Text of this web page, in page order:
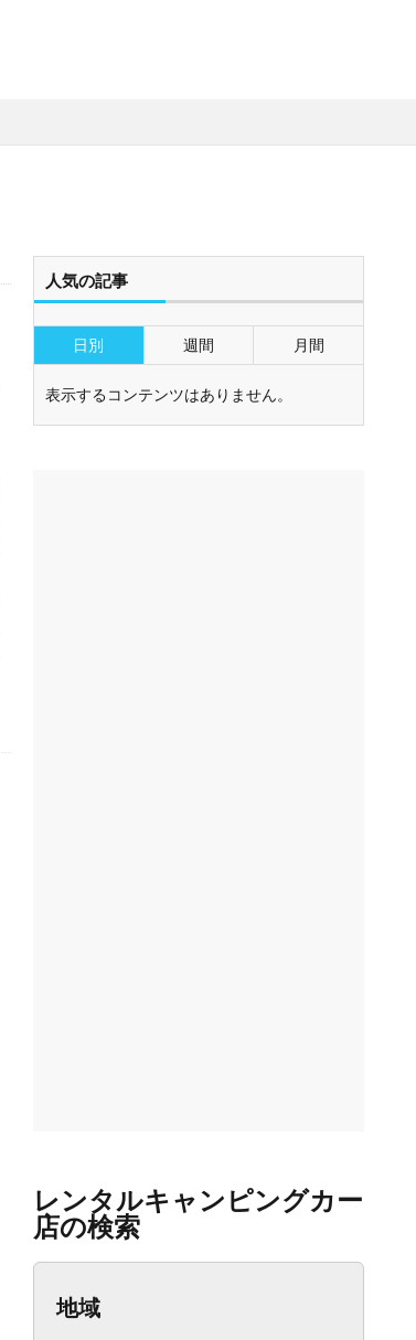
人気の記事
日別 週間 月間
表示するコンテンツはありません。
レンタルキャンピングカー
店の検索
地域